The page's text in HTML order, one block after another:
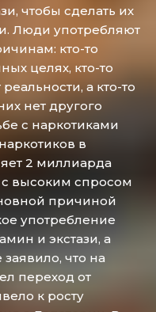
чтобы сделать их
Люди употребляют
кто-то
целях, кто-то
а кто-то
нет другого
с наркотиками
в
2 миллиарда
с высоким спросом
причиной
употребление
и экстази, а
что на
переход от
к росту